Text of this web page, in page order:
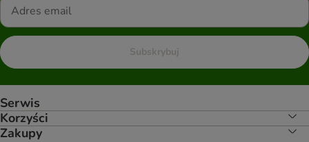
Subskrybuj
Serwis
Korzyści
Zakupy